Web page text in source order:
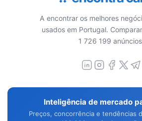
A encontrar os melhores
usados em Portugal.
1 726 199
Inteligência de mercado
Preços, concorrência e tendências